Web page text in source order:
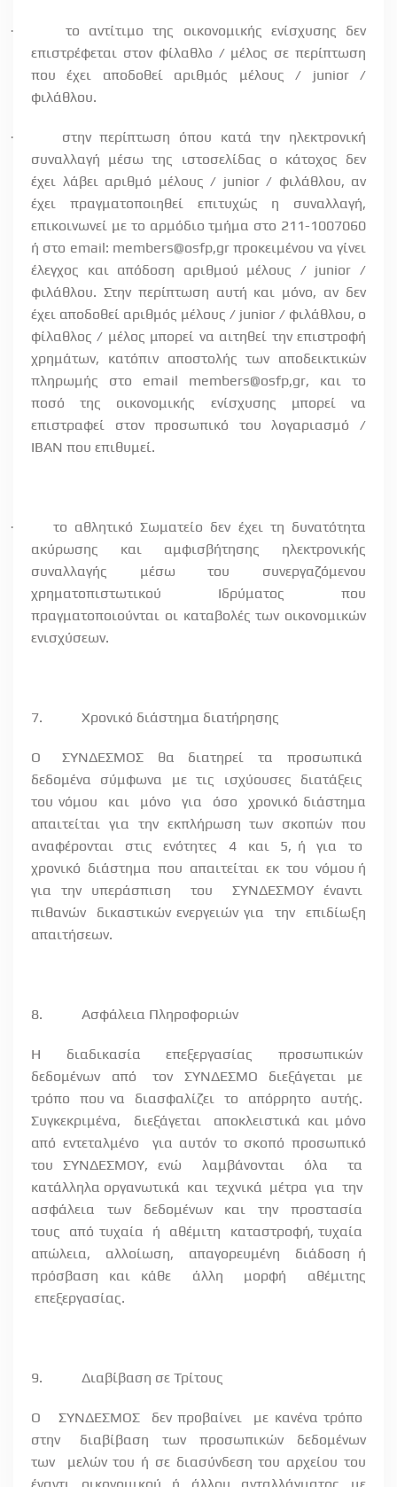
·
το αντίτιμο της οικονομικής ενίσχυσης δεν
επιστρέφεται στον φίλαθλο / μέλος σε περίπτωση
που έχει αποδοθεί αριθμός μέλους / junior /
φιλάθλου.
·
στην περίπτωση όπου κατά την ηλεκτρονική
συναλλαγή μέσω της ιστοσελίδας ο κάτοχος δεν
έχει λάβει αριθμό μέλους / junior / φιλάθλου, αν
έχει πραγματοποιηθεί επιτυχώς η συναλλαγή,
επικοινωνεί με το αρμόδιο τμήμα στο 211-1007060
ή στο email: members@osfp,gr προκειμένου να γίνει
έλεγχος και απόδοση αριθμού μέλους / junior /
φιλάθλου.​ Στην περίπτωση αυτή και μόνο, αν δεν
έχει αποδοθεί αριθμός μέλους / junior / φιλάθλου, ο
φίλαθλος / μέλος μπορεί να αιτηθεί την επιστροφή
χρημάτων, κατόπιν αποστολής των αποδεικτικών
πληρωμής στο email members@osfp,gr, και το
ποσό της οικονομικής ενίσχυσης μπορεί να
επιστραφεί στον προσωπικό του λογαριασμό /
ΙΒΑΝ που επιθυμεί.
·
το αθλητικό Σωματείο δεν έχει τη δυνατότητα
ακύρωσης και αμφισβήτησης ηλεκτρονικής
συναλλαγής μέσω του συνεργαζόμενου
χρηματοπιστωτικού Ιδρύματος που
πραγματοποιούνται οι καταβολές των οικονομικών
ενισχύσεων.
7. Χρονικό διάστημα διατήρησης
Ο ΣΥΝΔΕΣΜΟΣ θα διατηρεί τα
προσωπικά
δεδομένα
σύμφωνα με τις ισχύουσες
διατάξεις
του νόμου
και μόνο για όσο
χρονικό διάστημα
απαιτείται για την εκπλήρωση των σκοπών που
αναφέρονται
στις ενότητες 4 και 5, ή για
το
χρονικό διάστημα που απαιτείται εκ του νόμου ή
για την υπεράσπιση
του
ΣΥΝΔΕΣΜΟΥ έναντι
πιθανών
δικαστικών ενεργειών για την
επιδίωξη
απαιτήσεων.
8. Ασφάλεια Πληροφοριών
Η διαδικασία επεξεργασίας
προσωπικών
δεδομένων
από τον ΣΥΝΔΕΣΜΟ διεξάγεται
με
τρόπο
που να διασφαλίζει το απόρρητο
αυτής.
Συγκεκριμένα,
διεξάγεται
αποκλειστικά και μόνο
από εντεταλμένο
για αυτόν το σκοπό προσωπικό
του ΣΥΝΔΕΣΜΟΥ, ενώ
λαμβάνονται όλα
τα
κατάλληλα οργανωτικά και τεχνικά μέτρα για την
ασφάλεια
των δεδομένων και την
προστασία
τους
από τυχαία ή αθέμιτη
καταστροφή, τυχαία
απώλεια,
αλλοίωση, απαγορευμένη
διάδοση ή
πρόσβαση και κάθε
άλλη μορφή
αθέμιτης
επεξεργασίας.
9. Διαβίβαση σε Τρίτους
Ο ΣΥΝΔΕΣΜΟΣ δεν προβαίνει
με κανένα τρόπο
στην
διαβίβαση των προσωπικών
δεδομένων
των
μελών του ή σε διασύνδεση του αρχείου του